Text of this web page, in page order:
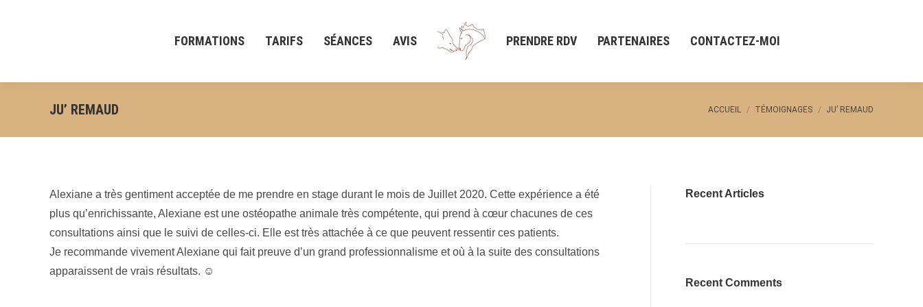
FORMATIONS TARIFS SÉANCES AVIS PRENDRE RDV PARTENAIRES CONTACTEZ-MOI
JU’ REMAUD Vous êtes ici :
ACCUEIL TÉMOIGNAGES JU’ REMAUD
Alexiane a très gentiment acceptée de me prendre en stage durant le mois de Juillet 2020. Cette expérience a été
plus qu’enrichissante, Alexiane est une ostéopathe animale très compétente, qui prend à cœur chacunes de ces
consultations ainsi que le suivi de celles-ci. Elle est très attachée à ce que peuvent ressentir ces patients.
Je recommande vivement Alexiane qui fait preuve d’un grand professionnalisme et où à la suite des consultations
apparaissent de vrais résultats. ☺️
Recent Articles
Recent Comments